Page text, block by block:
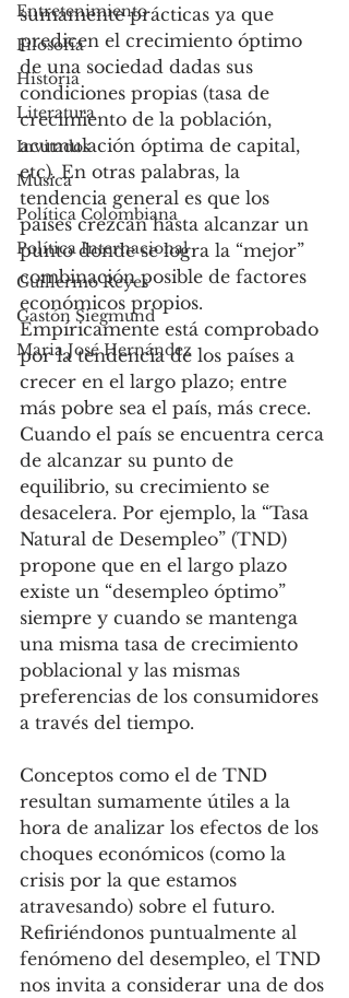
Entretenimiento
Filosofía
Historia
Literatura
Invitados
Música
Política Colombiana
Política Internacional
Guillermo Reyes
Gastón Siegmund
Maria José Hernández
sumamente prácticas ya que
predicen el crecimiento óptimo
de una sociedad dadas sus
condiciones propias (tasa de
crecimiento de la población,
acumulación óptima de capital,
etc). En otras palabras, la
tendencia general es que los
países crezcan hasta alcanzar un
punto donde se logra la “mejor”
combinación posible de factores
económicos propios.
Empíricamente está comprobado
por la tendencia de los países a
crecer en el largo plazo; entre
más pobre sea el país, más crece.
Cuando el país se encuentra cerca
de alcanzar su punto de
equilibrio, su crecimiento se
desacelera. Por ejemplo, la “Tasa
Natural de Desempleo” (TND)
propone que en el largo plazo
existe un “desempleo óptimo”
siempre y cuando se mantenga
una misma tasa de crecimiento
poblacional y las mismas
preferencias de los consumidores
a través del tiempo.
Conceptos como el de TND
resultan sumamente útiles a la
hora de analizar los efectos de los
choques económicos (como la
crisis por la que estamos
atravesando) sobre el futuro.
Refiriéndonos puntualmente al
fenómeno del desempleo, el TND
nos invita a considerar una de dos